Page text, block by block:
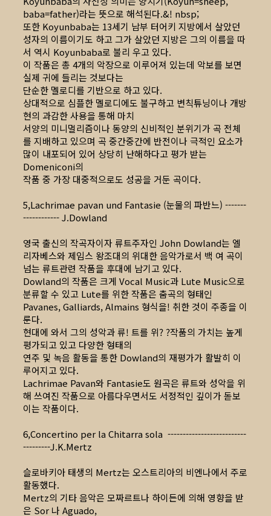
baba=father)라는 뜻으로 해석된다.&! nbsp;
또한 Koyunbaba는 13세기 남부 터어키 지방에서 살았던
성자의 이름이기도 하고 그가 살았던 지방은 그의 이름을 따
서 역시 Koyunbaba로 불리 우고 있다.
이 작품은 총 4개의 악장으로 이루어져 있는데 악보를 보면
실제 귀에 들리는 것보다는
단순한 멜로디를 기반으로 하고 있다.
상대적으로 심플한 멜로디에도 불구하고 변칙튜닝이나 개방
현의 과감한 사용을 통해 마치
서양의 미니멀리즘이나 동양의 신비적인 분위기가 곡 전체
를 지배하고 있으며 곡 중간중간에 반전이나 극적인 요소가
많이 내포되어 있어 상당히 난해하다고 평가 받는
Domeniconi의
작품 중 가장 대중적으로도 성공을 거둔 곡이다.
5,Lachrimae pavan und Fantasie (눈물의 파반느) -------
------------ J.Dowland
영국 출신의 작곡자이자 류트주자인 John Dowland는 엘
리자베스와 제임스 왕조대의 위대한 음악가로서 백 여 곡이
넘는 류트관련 작품을 후대에 남기고 있다.
Dowland의 작품은 크게 Vocal Music과 Lute Music으로
분류할 수 있고 Lute를 위한 작품은 춤곡의 형태인
Pavanes, Galliards, Almains 형식을! 취한 것이 주종을 이
룬다.
현대에 와서 그의 성악과 류! 트를 위? ?작품의 가치는 높게
평가되고 있고 다양한 형태의
연주 및 녹음 활동을 통한 Dowland의 재평가가 활발히 이
루어지고 있다.
Lachrimae Pavan와 Fantasie도 원곡은 류트와 성악을 위
해 쓰여진 작품으로 아름다우면서도 서정적인 깊이가 돋보
이는 작품이다.
6,Concertino per la Chitarra sola --------------------------
---------J.K.Mertz
슬로바키아 태생의 Mertz는 오스트리아의 비엔나에서 주로
활동했다.
Mertz의 기타 음악은 모짜르트나 하이든에 의해 영향을 받
은 Sor 나 Aguado,